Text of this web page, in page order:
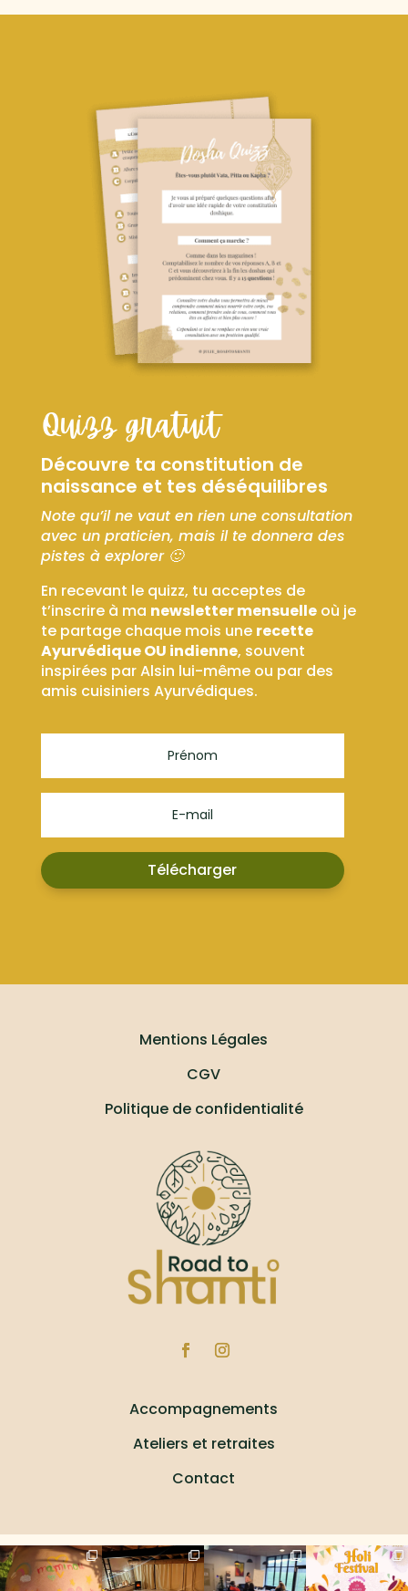
Quizz gratuit
Découvre ta constitution de
naissance et tes déséquilibres
Note qu’il ne vaut en rien une consultation
avec un praticien, mais il te donnera des
pistes à explorer 🙂
En recevant le quizz, tu acceptes de
t’inscrire à ma newsletter mensuelleoù je
te partage chaque mois une recette
Ayurvédique OU indienne, souvent
inspirées par Alsin lui-même ou par des
amis cuisiniers Ayurvédiques.
Télécharger
Mentions Légales
CGV
Politique de confidentialité
Accompagnements
Ateliers et retraites
Contact